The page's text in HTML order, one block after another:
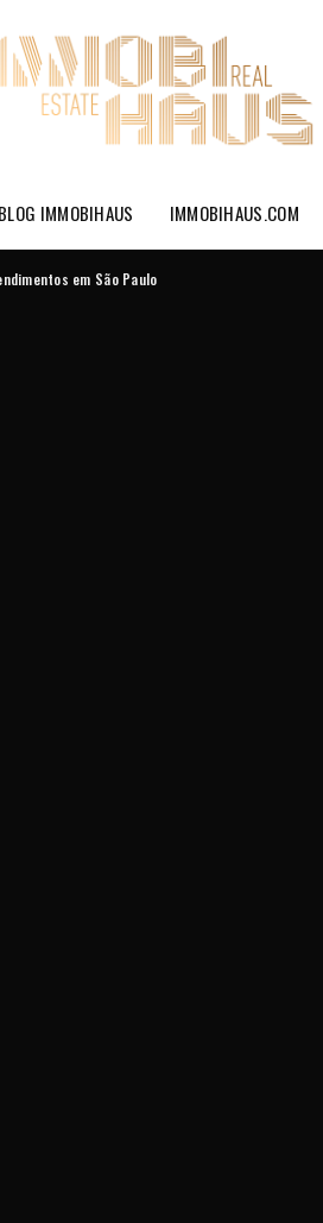
BLOG IMMOBIHAUS IMMOBIHAUS.COM
em São Paulo